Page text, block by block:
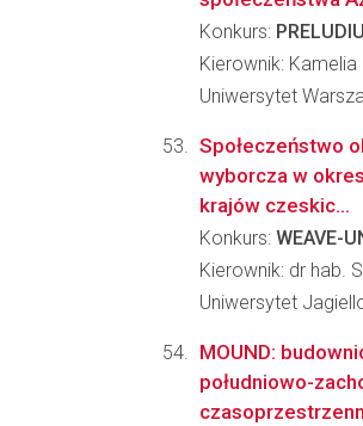
Konkurs:
Kierownik:
Uniwersytet
Społeczeństwo
wyborcza w
krajów czeskic...
Konkurs: WEAVE-
Kierownik: dr hab.
Uniwersytet
MOUND:
południowo-